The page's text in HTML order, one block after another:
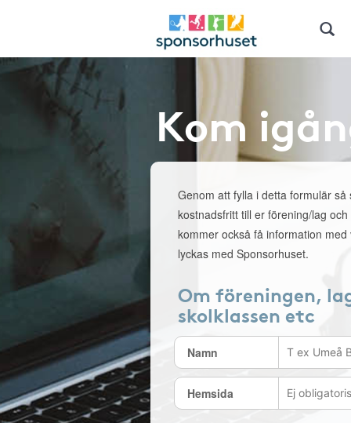
Kom
Genom att fylla i detta formulär så
kostnadsfritt till er förening/lag
kommer också få information
lyckas med Sponsorhuset.
Om föreningen,
skolklassen etc
Namn
Hemsida